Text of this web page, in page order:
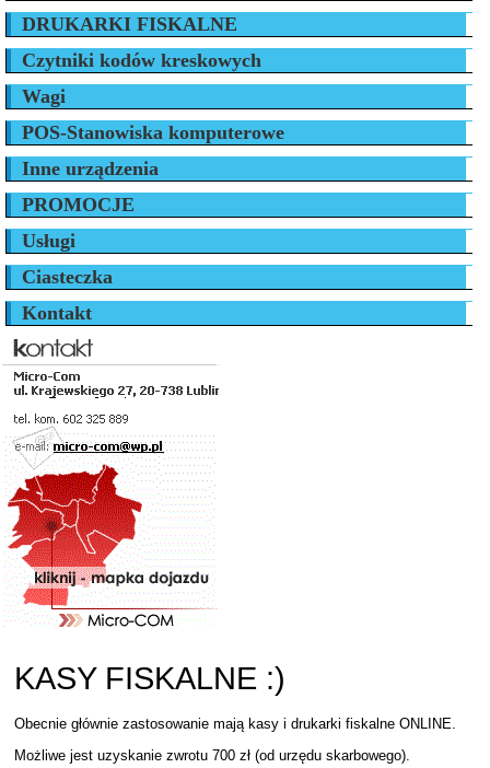
DRUKARKI FISKALNE
Czytniki kodów kreskowych
Wagi
POS-Stanowiska komputerowe
Inne urządzenia
PROMOCJE
Usługi
Ciasteczka
Kontakt
KASY FISKALNE :)
Obecnie głównie zastosowanie mają kasy i drukarki fiskalne ONLINE.
Możliwe jest uzyskanie zwrotu 700 zł (od urzędu skarbowego).